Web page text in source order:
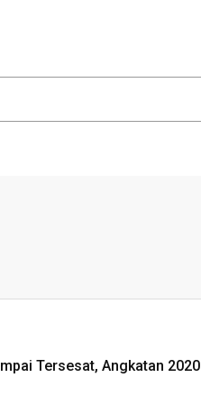
Tersesat, Angkatan